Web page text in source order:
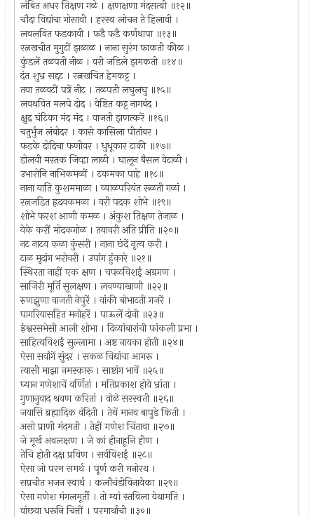
लंबित अधर तिक्षण गळे । क्षणक्षणा मंदसत्वी ॥१२॥
चौदा विद्यांचा गोसावी । हरस्व लोचन ते हिलावी ।
लवलवित फडकावी । फडै फडै कर्णथापा ॥१३॥
रत्नखचीत मुगुटीं झळाळ । नाना सुरंग फाकती कीळ ।
कुंडलें तळपती नीळ । वरी जडिले झमकती ॥१४॥
दंत शुभ्र सद्दट । रत्नखचित हेमकट्ट ।
तया तळवटीं पत्रें नीट । तळपती लघुलघु ॥१५॥
लवथवित मलपे दोद । वेष्टित कट्ट नागबंद ।
क्षुद्र घंटिका मंद मंद । वाजती झणत्करें ॥१६॥
चतुर्भुंज लंबोदर । कासे कासिला पीतांबर ।
फडके दोदिचा फणीवर । धुधूकार टाकी ॥१७॥
डोलवी मस्तक जिव्हा लाळी । घालून बैसल वेटाळी ।
उभारोनि नाभिकमळीं । टकमका पाहे ॥१८॥
नाना याति कुशममाळा । व्याळपरियंत रूळती गळां ।
रत्नजडित ह्रदयकमळा । वरी पदक शोभे ॥१९॥
शोभे फरश आणी कमळ । अंकुश तिक्षण तेजाळ ।
येके करीं मोदकगोळ । तयावरी अति प्रीति ॥२०॥
नट नाटय कळा कुंसरी । नाना छंदें नृत्य करी ।
टाळ मृदांग भरोवरी । उपांग हुंकारे ॥२१॥
स्थिरता नाहीं एक क्षण । चपळविशईं अग्रगण ।
साजिरी मूर्ति सुलक्षण । लवण्याखाणी ॥२२॥
रुणझुणा वाजती नेपुरें । वांकी बोभाटती गजरें ।
घागरियासहित मनोहरें । पाऊलें दोनी ॥२३॥
ईश्वरसभेसी आली शोभा । दिव्यांबारांची फांकली प्रभा ।
साहित्यविशईं सुल्लामा । अष्ट नायका होती ॥२४॥
ऐसा सर्वांगें सुंदर । सकळ विद्यांचा आगरू ।
त्यासी माझा नमस्कारू । साष्टांग भावें ॥२५॥
घ्यान गणेशाचें वर्णितां । मतिप्रकाश होये भ्रांता ।
गुणानुवाद श्रवण करितां । वोळे सरस्वती ॥२६॥
जयासि ब्रह्मादिक वंदिती । तेथें मानव बापुडे किती ।
असो प्राणी मंदमती । तेहीं गणेश चिंतावा ॥२७॥
जे मूर्ख अवलक्षण । जे कां हीनाहूनि हीण ।
तेचि होती दक्ष प्रविण । सर्वविशईं ॥२८॥
ऐसा जो परम समर्थ । पूर्ण करी मनोरथ ।
सप्रचीत भजन स्वार्थ । कलौचंडीविनायेका ॥२९॥
ऐसा गणेश मंगलमूर्ती । तो म्यां स्तविला येथामति ।
वांछया धरूनि चित्तीं । परमार्थाची ॥३०॥